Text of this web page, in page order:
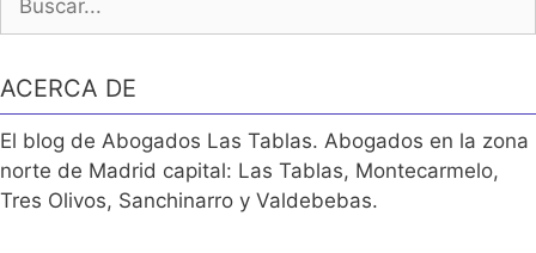
ACERCA DE
El blog de Abogados Las Tablas. Abogados en la zona
norte de Madrid capital: Las Tablas, Montecarmelo,
Tres Olivos, Sanchinarro y Valdebebas.